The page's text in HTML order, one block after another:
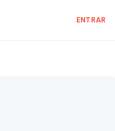
ENTRAR